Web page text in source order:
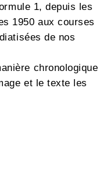
1, depuis les
1950 aux courses
de nos
chronologique
et le texte les
des machines,
saison 2022 avec